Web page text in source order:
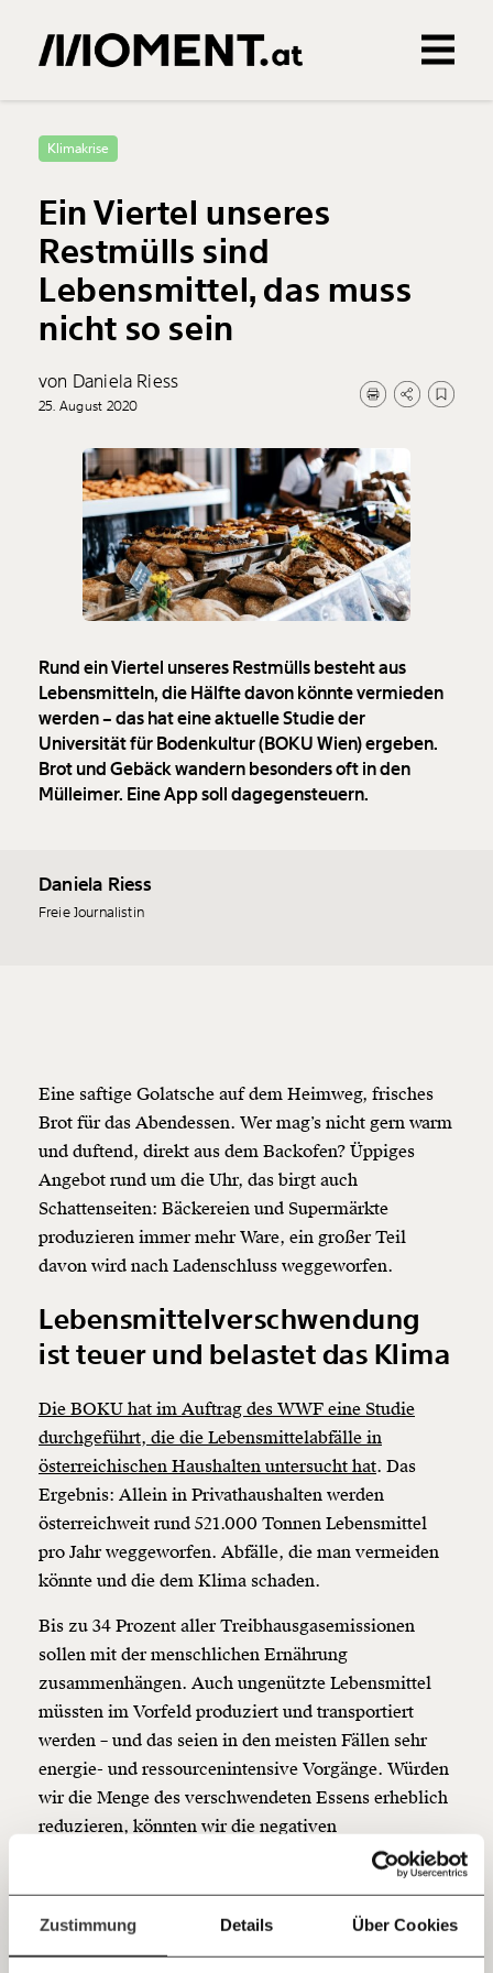
Zustimmung Details Über Cookies
Veränderung
beginnt mit Dir!
unsere Wirtschaft so gestalten, dass sie für alle
funktioniert. Unsere Recherchen sind für alle frei im
Netz. Unabhängig und werbefrei. Und das wird auch
so bleiben. Kämpf’ mit uns für den Fortschritt und
unterstütze uns mit Deinem Mitgliedsbeitrag.
Du überweist lieber direkt?
Kontoinhaber: Momentum Institut - Verein für
sozialen Fortschritt
0Treffer
Jetzt
einfach
Klimakrise
Ein Viertel unseres
Restmülls sind
Lebensmittel, das muss
nicht so sein
von Daniela Riess
25. August 2020
Rund ein Viertel unseres Restmülls besteht aus
Lebensmitteln, die Hälfte davon könnte vermieden
werden – das hat eine aktuelle Studie der
Universität für Bodenkultur (BOKU Wien) ergeben.
Brot und Gebäck wandern besonders oft in den
Mülleimer. Eine App soll dagegensteuern.
Daniela Riess
Freie Journalistin
Eine saftige Golatsche auf dem Heimweg, frisches
Brot für das Abendessen. Wer mag’s nicht gern warm
und duftend, direkt aus dem Backofen? Üppiges
Angebot rund um die Uhr, das birgt auch
Schattenseiten: Bäckereien und Supermärkte
produzieren immer mehr Ware, ein großer Teil
davon wird nach Ladenschluss weggeworfen.
Lebensmittelverschwendung
ist teuer und belastet das Klima
Die BOKU hat im Auftrag des WWF eine Studie
durchgeführt, die die Lebensmittelabfälle in
österreichischen Haushalten untersucht hat. Das
Ergebnis: Allein in Privathaushalten werden
österreichweit rund 521.000 Tonnen Lebensmittel
pro Jahr weggeworfen. Abfälle, die man vermeiden
könnte und die dem Klima schaden.
Bis zu 34 Prozent aller Treibhausgasemissionen
sollen mit der menschlichen Ernährung
zusammenhängen. Auch ungenützte Lebensmittel
müssten im Vorfeld produziert und transportiert
werden – und das seien in den meisten Fällen sehr
energie- und ressourcenintensive Vorgänge. Würden
wir die Menge des verschwendeten Essens erheblich
reduzieren, könnten wir die negativen
Auswirkungen auf unser Klima um bis zu 10 Prozent
senken, so die WissenschaftlerInnen. Überdies
könnte jede Person im Schnitt 116 Euro pro Jahr
sparen, wenn sie gezielter einkaufen und weniger